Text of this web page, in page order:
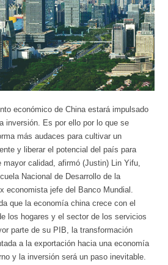
económico de China estará impulsado
inversión. Es por ello por lo que se
más audaces para cultivar un
y liberar el potencial del país para
mayor calidad, afirmó (Justin) Lin Yifu,
Nacional de Desarrollo de la
economista jefe del Banco Mundial.
que la economía china crece con el
los hogares y el sector de los servicios
parte de su PIB, la transformación
a la exportación hacia una economía
y la inversión será un paso inevitable.